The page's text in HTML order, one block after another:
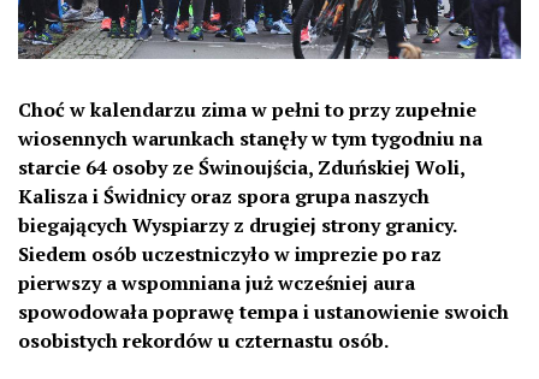
Choć w kalendarzu zima w pełni to przy zupełnie
wiosennych warunkach stanęły w tym tygodniu na
starcie 64 osoby ze Świnoujścia, Zduńskiej Woli,
Kalisza i Świdnicy oraz spora grupa naszych
biegających Wyspiarzy z drugiej strony granicy.
Siedem osób uczestniczyło w imprezie po raz
pierwszy a wspomniana już wcześniej aura
spowodowała poprawę tempa i ustanowienie swoich
osobistych rekordów u czternastu osób.